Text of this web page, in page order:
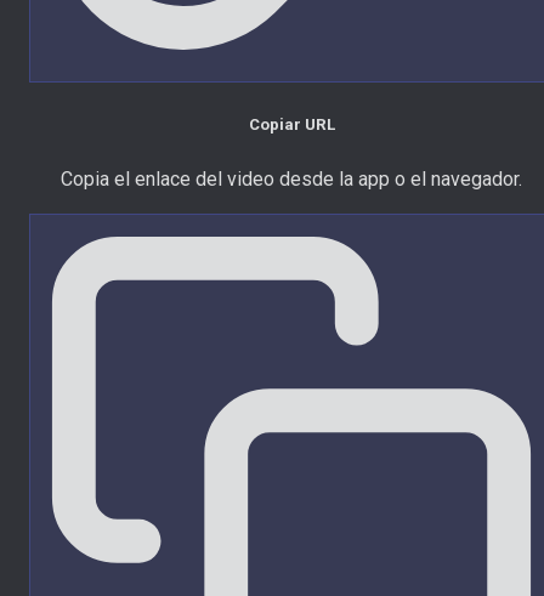
Copiar URL
Copia el enlace del video desde la app o el navegador.